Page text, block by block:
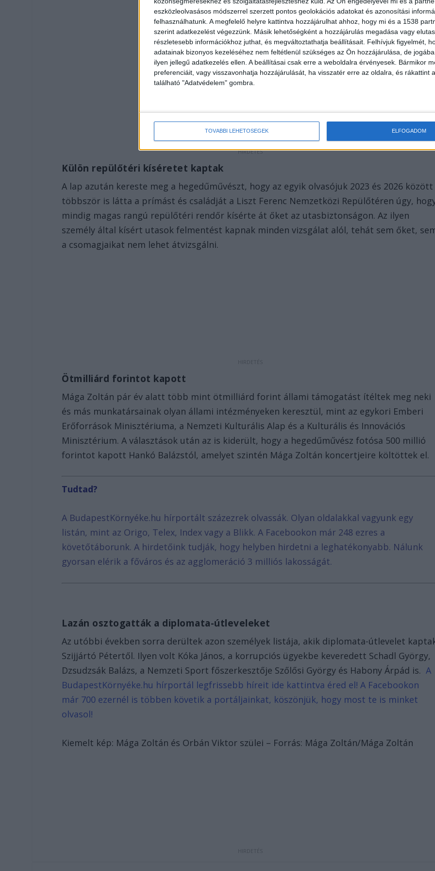
eszközleolvasásos módszerrel szerzett pontos geolokációs adatokat és azonosítási
felhasználhatunk. A megfelelő helyre kattintva hozzájárulhat ahhoz, hogy mi és a 1538
szerint adatkezelést végezzünk. Másik lehetőségként a hozzájárulás megadása vagy
részletesebb információkhoz juthat, és megváltoztathatja beállításait. Felhívjuk figyelmét,
adatainak bizonyos kezeléséhez nem feltétlenül szükséges az Ön hozzájárulása, de
ilyen jellegű adatkezelés ellen. A beállításai csak erre a weboldalra érvényesek. Bármikor
preferenciáit, vagy visszavonhatja hozzájárulását, ha visszatér erre az oldalra, és rákattint
található "Adatvédelem" gombra.
TOVÁBBI LEHETŐSÉGEK ELFOGADOM
Külön repülőtéri kíséretet kaptak
A lap azután kereste meg a hegedűművészt, hogy az egyik olvasójuk 2023 és 2026 között
többször is látta a prímást és családját a Liszt Ferenc Nemzetközi Repülőtéren úgy,
mindig magas rangú repülőtéri rendőr kísérte át őket az utasbiztonságon. Az ilyen
személy által kísért utasok felmentést kapnak minden vizsgálat alól, tehát sem őket,
a csomagjaikat nem lehet átvizsgálni.
Ötmilliárd forintot kapott
Mága Zoltán pár év alatt több mint ötmilliárd forint állami támogatást ítéltek meg neki
és más munkatársainak olyan állami intézményeken keresztül, mint az egykori Emberi
Erőforrások Minisztériuma, a Nemzeti Kulturális Alap és a Kulturális és Innovációs
Minisztérium. A választások után az is kiderült, hogy a hegedűművész fotósa 500 millió
forintot kapott Hankó Balázstól, amelyet szintén Mága Zoltán koncertjeire költöttek el.
Tudtad?
A BudapestKörnyéke.hu hírportált százezrek olvassák. Olyan oldalakkal vagyunk egy
listán, mint az Origo, Telex, Index vagy a Blikk. A Facebookon már 248 ezres a
követőtáborunk. A hirdetőink tudják, hogy helyben hirdetni a leghatékonyabb. Nálunk
gyorsan elérik a főváros és az agglomeráció 3 milliós lakosságát.
Lazán osztogatták a diplomata-útleveleket
Az utóbbi években sorra derültek azon személyek listája, akik diplomata-útlevelet
Szijjártó Pétertől. Ilyen volt Kóka János, a korrupciós ügyekbe keveredett Schadl György,
Dzsudzsák Balázs, a Nemzeti Sport főszerkesztője Szőlősi György és Habony Árpád is.A
BudapestKörnyéke.hu hírportál legfrissebb híreit ide kattintva éred el! A Facebookon
már 700 ezernél is többen követik a portáljainkat, köszönjük, hogy most te is minket
olvasol!
Kiemelt kép: Mága Zoltán és Orbán Viktor szülei – Forrás: Mága Zoltán/Mága Zoltán